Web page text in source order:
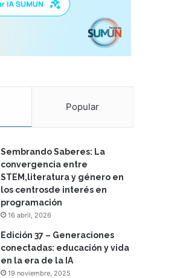
Popular
Sembrando Saberes: La
convergencia entre
STEM,literatura y género en
los centrosde interés en
programación
16 abril, 2026
Edición 37 – Generaciones
conectadas: educación y vida
en la era de la IA
19 noviembre, 2025